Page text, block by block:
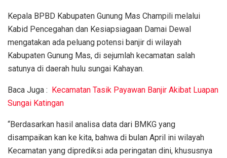
Kepala BPBD Kabupaten Gunung Mas Champili melalui
Kabid Pencegahan dan Kesiapsiagaan Damai Dewal
mengatakan ada peluang potensi banjir di wilayah
Kabupaten Gunung Mas, di sejumlah kecamatan salah
satunya di daerah hulu sungai Kahayan.
Baca Juga : Kecamatan Tasik Payawan Banjir Akibat Luapan
Sungai Katingan
“Berdasarkan hasil analisa data dari BMKG yang
disampaikan kan ke kita, bahwa di bulan April ini wilayah
Kecamatan yang diprediksi ada peringatan dini, khususnya